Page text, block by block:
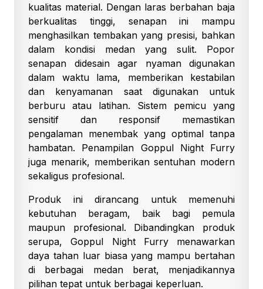
kualitas material. Dengan laras berbahan baja
berkualitas tinggi, senapan ini mampu
menghasilkan tembakan yang presisi, bahkan
dalam kondisi medan yang sulit. Popor
senapan didesain agar nyaman digunakan
dalam waktu lama, memberikan kestabilan
dan kenyamanan saat digunakan untuk
berburu atau latihan. Sistem pemicu yang
sensitif dan responsif memastikan
pengalaman menembak yang optimal tanpa
hambatan. Penampilan Goppul Night Furry
juga menarik, memberikan sentuhan modern
sekaligus profesional.
Produk ini dirancang untuk memenuhi
kebutuhan beragam, baik bagi pemula
maupun profesional. Dibandingkan produk
serupa, Goppul Night Furry menawarkan
daya tahan luar biasa yang mampu bertahan
di berbagai medan berat, menjadikannya
pilihan tepat untuk berbagai keperluan.